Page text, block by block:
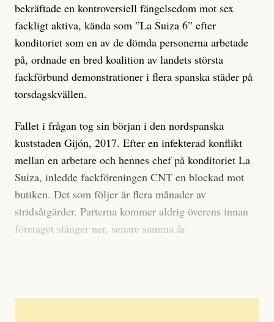
bekräftade en kontroversiell fängelsedom mot sex
fackligt aktiva, kända som ”La Suiza 6” efter
konditoriet som en av de dömda personerna arbetade
på, ordnade en bred koalition av landets största
fackförbund demonstrationer i flera spanska städer på
torsdagskvällen.
Fallet i frågan tog sin början i den nordspanska
kuststaden Gijón, 2017. Efter en infekterad konflikt
mellan en arbetare och hennes chef på konditoriet La
Suiza, inledde fackföreningen CNT en blockad mot
butiken. Det som följer är flera månader av
stridsåtgärder. Parterna kommer aldrig överens innan
företaget stänger ner, senare samma år.